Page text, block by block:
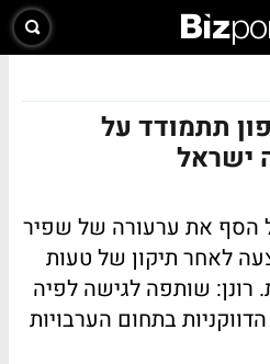
תתמודד על
ישראל
הסף את ערעורה של שפיר
לאחר תיקון של טעות
רונן: שותפה לגישה לפיה
בתחום הערבויות